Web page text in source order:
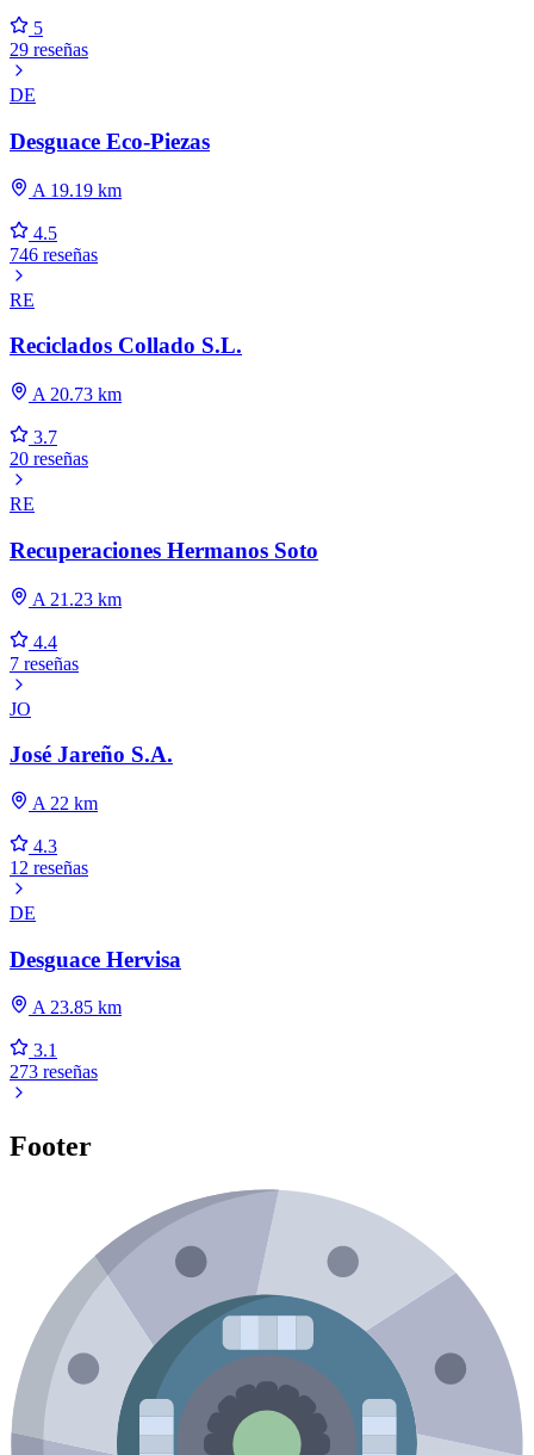
5
29 reseñas
DE
Desguace Eco-Piezas
A 19.19 km
4.5
746 reseñas
RE
Reciclados Collado S.L.
A 20.73 km
3.7
20 reseñas
RE
Recuperaciones Hermanos Soto
A 21.23 km
4.4
7 reseñas
JO
José Jareño S.A.
A 22 km
4.3
12 reseñas
DE
Desguace Hervisa
A 23.85 km
3.1
273 reseñas
Footer